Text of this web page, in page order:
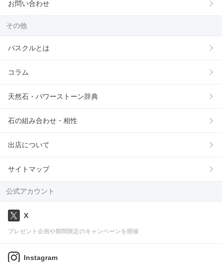
お問い合わせ
その他
パスクルとは
コラム
天然石・パワーストーン辞典
石の組み合わせ・相性
出店について
サイトマップ
公式アカウント
X
プレゼント企画や期間限定のキャンペーンを開催
Instagram